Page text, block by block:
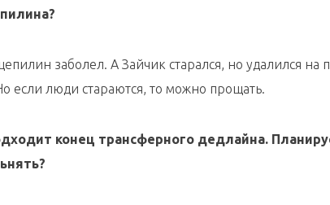
заболел. А Зайчик старался, но удалился на
если люди стараются, то можно прощать.
конец трансферного дедлайна.